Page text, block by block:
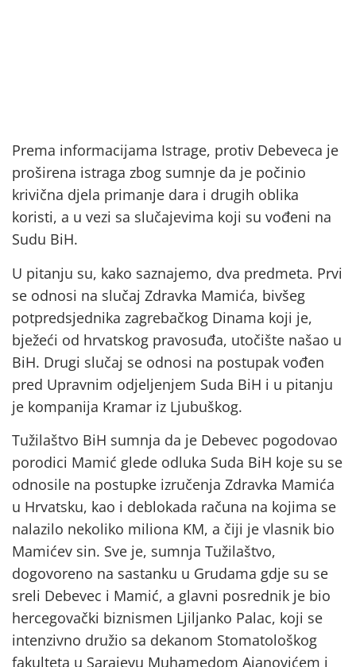
Prema informacijama Istrage, protiv Debeveca je
proširena istraga zbog sumnje da je počinio
krivična djela primanje dara i drugih oblika
koristi, a u vezi sa slučajevima koji su vođeni na
Sudu BiH.
U pitanju su, kako saznajemo, dva predmeta. Prvi
se odnosi na slučaj Zdravka Mamića, bivšeg
potpredsjednika zagrebačkog Dinama koji je,
bježeći od hrvatskog pravosuđa, utočište našao u
BiH. Drugi slučaj se odnosi na postupak vođen
pred Upravnim odjeljenjem Suda BiH i u pitanju
je kompanija Kramar iz Ljubuškog.
Tužilaštvo BiH sumnja da je Debevec pogodovao
porodici Mamić glede odluka Suda BiH koje su se
odnosile na postupke izručenja Zdravka Mamića
u Hrvatsku, kao i deblokada računa na kojima se
nalazilo nekoliko miliona KM, a čiji je vlasnik bio
Mamićev sin. Sve je, sumnja Tužilaštvo,
dogovoreno na sastanku u Grudama gdje su se
sreli Debevec i Mamić, a glavni posrednik je bio
hercegovački biznismen Ljiljanko Palac, koji se
intenzivno družio sa dekanom Stomatološkog
fakulteta u Sarajevu Muhamedom Ajanovićem i